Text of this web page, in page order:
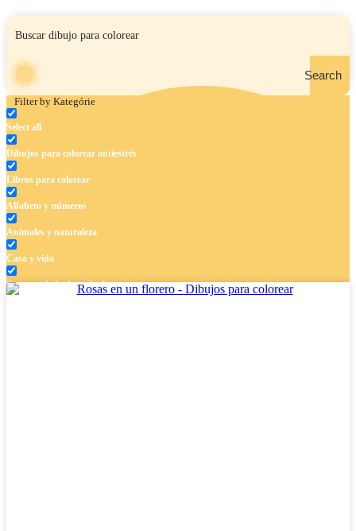
Search
Filter by Kategórie
Select all
Dibujos para colorear antiestrés
Libros para colorear
Alfabeto y números
Animales y naturaleza
Casa y vida
Cuentos de hadas y hadas